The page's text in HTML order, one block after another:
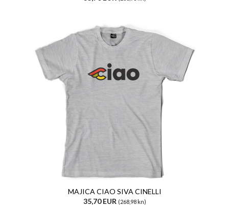
MAJICA CIAO SIVA CINELLI
35,70 EUR (268,98 kn)